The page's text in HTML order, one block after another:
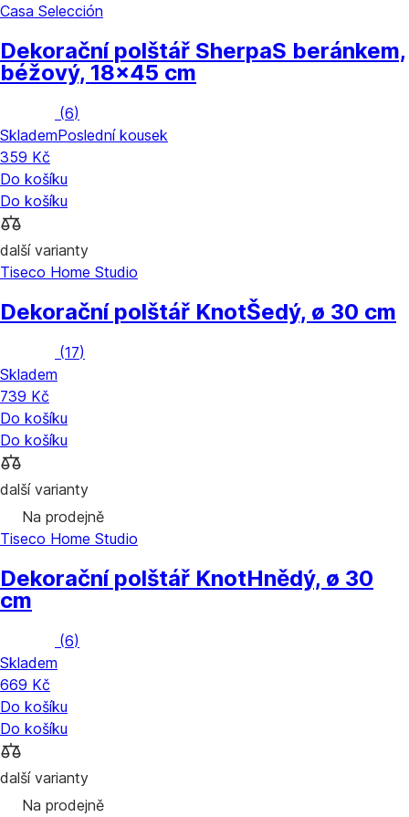
Casa Selección
Dekorační polštář SherpaS beránkem,
béžový, 18x45 cm
(6)
SklademPoslední kousek
359 Kč
Do košíku
Do košíku
další varianty
Tiseco Home Studio
Dekorační polštář KnotŠedý, ø 30 cm
(17)
Skladem
739 Kč
Do košíku
Do košíku
další varianty
Na prodejně
Tiseco Home Studio
Dekorační polštář KnotHnědý, ø 30
cm
(6)
Skladem
669 Kč
Do košíku
Do košíku
další varianty
Na prodejně